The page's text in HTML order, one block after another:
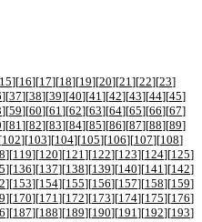
15][16][17][18][19][20][21 ][22][23]
][37][38][39][40][41 ][42][43][44][45]
][59][60][61 ][62][63][64][65][66][67]
][81 ][82][83][84][85][86][87][88][89]
102][103][104][105][106][107][108]
][119][120][121 ][122][123][124][125]
][136][137][138][139][140][141 ][142]
][153][154][155][156][157][158][159]
][170][171 ][172][173][174][175][176]
][187][188][189][190][191 ][192][193]